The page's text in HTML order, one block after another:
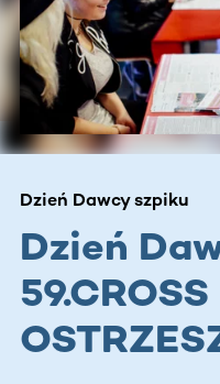
Dzień Dawcy szpiku
Dzień
59.CROSS